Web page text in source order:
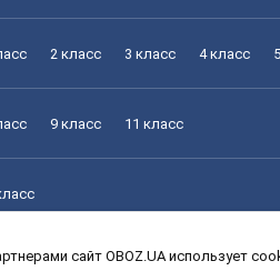
2 класс 3 класс 4 класс
9 класс 11 класс
2 класс 3 класс 4 класс
сайт OBOZ.UA использует